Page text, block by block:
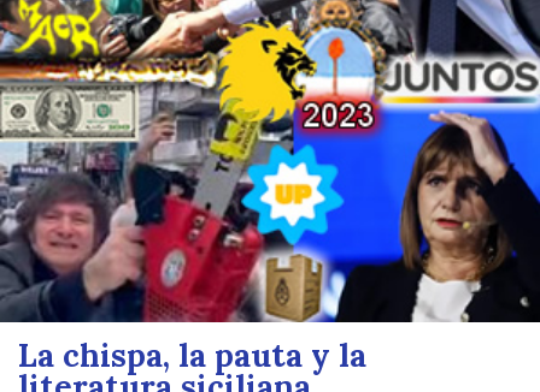
La chispa, la pauta y la